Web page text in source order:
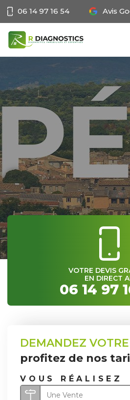
06 14 97 16 54 Avis
VOTRE DEVIS
EN DIRECT
06 14 97
DEMANDEZ
profitez de nos
VOUS RÉALISEZ
Une Vente